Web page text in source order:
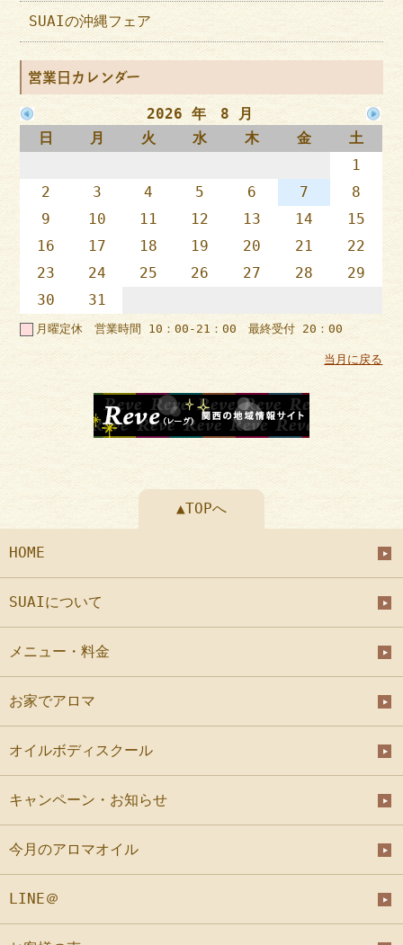
SUAIの沖縄フェア
営業日カレンダー
2026 年 8 月
日
月 火 水 木 金
土
1
2
3 4 5 6 7
8
9
10 11 12 13 14
15
16
17 18 19 20 21
22
23
24 25 26 27 28
29
30
31
月曜定休 営業時間 10：00-21：00 最終受付 20：00
当月に戻る
▲TOPへ
HOME
SUAIについて
メニュー・料金
お家でアロマ
オイルボディスクール
キャンペーン・お知らせ
今月のアロマオイル
LINE＠